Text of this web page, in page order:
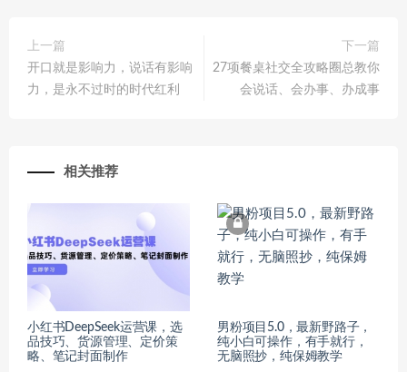
上一篇
开口就是影响力，说话有影响
力，是永不过时的时代红利
下一篇
27项餐桌社交全攻略圈总教你
会说话、会办事、办成事
相关推荐
小红书DeepSeek运营课，选
品技巧、货源管理、定价策
略、笔记封面制作
男粉项目5.0，最新野路子，
纯小白可操作，有手就行，
无脑照抄，纯保姆教学